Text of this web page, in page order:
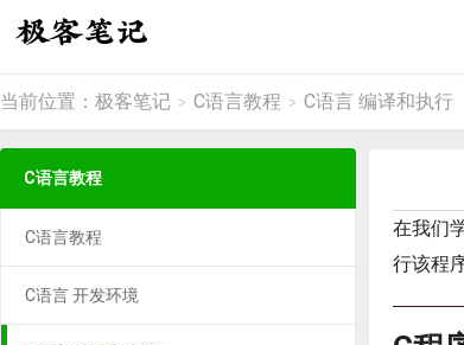
当前位置： 极客笔记 > C语言教程 > C语言 编译和执行
在我们
行该程序
C语言教程
C语言教程
C语言 开发环境